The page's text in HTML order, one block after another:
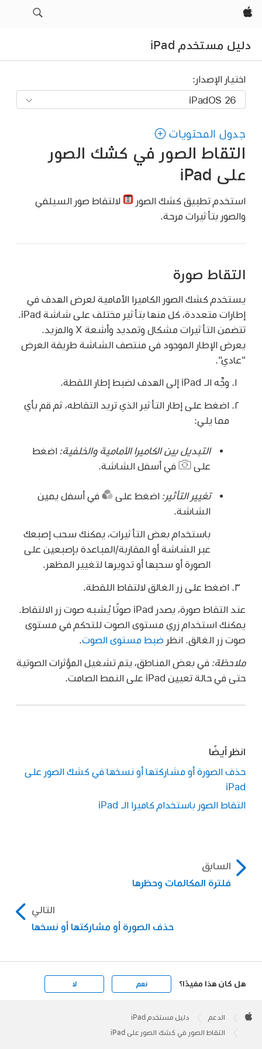
Apple‏
دليل مستخدم iPad
اختيار الإصدار:
جدول المحتويات
التقاط الصور في كشك الصور
على iPad
استخدم تطبيق كشك الصور
لالتقاط صور السيلفي
والصور بتأثيرات مرحة.
التقاط صورة
يستخدم كشك الصور الكاميرا الأمامية لعرض الهدف في
تتضمن التأثيرات مشكال وتمديد وأشعة X والمزيد.
يعرض الإطار الموجود في منتصف الشاشة طريقة العرض
"عادي".
وجِّه الـ iPad إلى الهدف لضبط إطار اللقطة.
اضغط على إطار التأثير الذي تريد التقاطه، ثم قم بأي
مما يلي:
التبديل بين الكاميرا الأمامية والخلفية: اضغط
على
في أسفل الشاشة.
تغيير التأثير: اضغط على
في أسفل يمين
الشاشة.
باستخدام بعض التأثيرات، يمكنك سحب إصبعك
عبر الشاشة أو المقاربة/المباعدة بإصبعين على
الصورة أو سحبها أو تدويرها لتغيير المظهر.
اضغط على زر الغالق لالتقاط اللقطة.
عند التقاط صورة، يصدر iPad صوتًا يُشبه صوت زر الالتقاط.
يمكنك استخدام زري مستوى الصوت للتحكم في مستوى
صوت زر الغالق. انظر ضبط مستوى الصوت
ملاحظة: في بعض المناطق، يتم تشغيل المؤثرات الصوتية
حتى في حالة تعيين iPad على النمط الصامت.
انظر أيضًا
حذف الصورة أو مشاركتها أو نسخها في كشك الصور على
iPad
التقاط الصور باستخدام كاميرا الـ iPad
السابق
فلترة المكالمات وحظرها
التالي
حذف الصورة أو مشاركتها أو نسخها
هل كان هذا مفيدًا؟ نعم لا
Footer

الدعم دليل مستخدم iPad
التقاط الصور في كشك الصور على iPad